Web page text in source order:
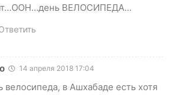
ВЕЛОСИПЕДА…
14 апреля 2018 17:04
в Ашхабаде есть хотя